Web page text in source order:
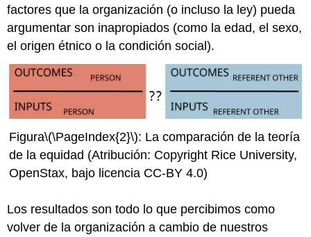
factores que la organización (o incluso la ley) pueda
argumentar son inapropiados (como la edad, el sexo,
el origen étnico o la condición social).
Figura\(\PageIndex{2}\): La comparación de la teoría
de la equidad (Atribución: Copyright Rice University,
OpenStax, bajo licencia CC-BY 4.0)
Los resultados son todo lo que percibimos como
volver de la organización a cambio de nuestros